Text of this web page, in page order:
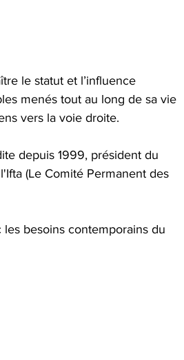
le statut et l’influence
menés tout au long de sa vie
vers la voie droite.
depuis 1999, président du
(Le Comité Permanent des
besoins contemporains du